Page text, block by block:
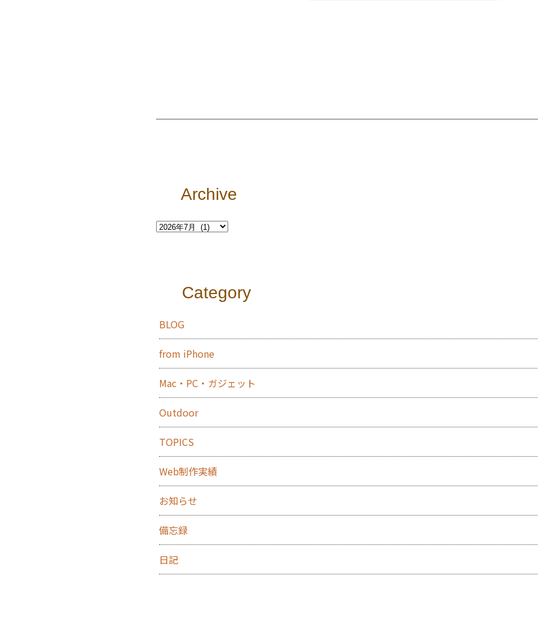
Archive
Category
BLOG
from iPhone
Mac・PC・ガジェット
Outdoor
TOPICS
Web制作実績
お知らせ
備忘録
日記